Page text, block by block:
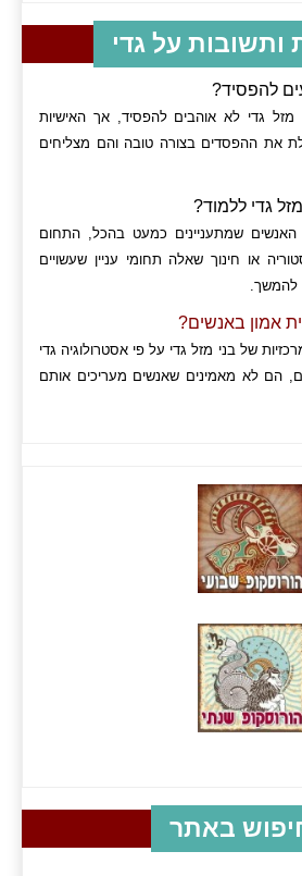
ותשובות על גדי
להפסיד?
מזל גדי לא אוהבים להפסיד, אך האישיות
את ההפסדים בצורה טובה והם מצליחים
גדי ללמוד?
שמתעניינים כמעט בהכל, התחום
או חינוך שאלה תחומי עניין שעשויים
להמשך.
אמון באנשים?
של בני מזל גדי על פי אסטרולוגיה גדי
הם לא מאמינים שאנשים מעריכים אותם
באתר